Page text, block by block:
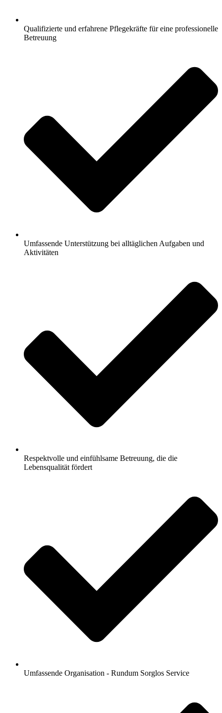
Qualifizierte und erfahrene Pflegekräfte für eine professionelle
Betreuung
Umfassende Unterstützung bei alltäglichen Aufgaben und
Aktivitäten
Respektvolle und einfühlsame Betreuung, die die
Lebensqualität fördert
Umfassende Organisation - Rundum Sorglos Service